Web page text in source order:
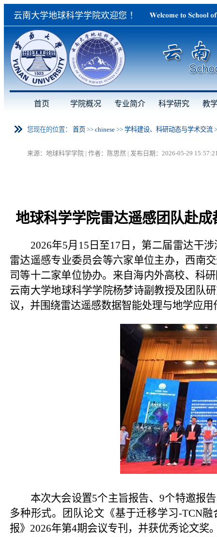
云南大学地球科学学院欢迎您 ！
首页 学院概况 专业简介 科学研究 教
您现在的位置： 首页 >> chinese >> 学科建设、科研动态与学术交流
来源：地球科学学院 | 作者：陈思然 | 发布日期：2026-05-29
地球科学学院雷达遥感团队赴
2026年5月 15 日至17 日，第二届雷达干
雷达遥感专业委员会等六家单位主办，西南
司等十二家单位协办。来自海内外高校、科
云南大学地球科学学院杨梦诗副教授及团队
议，并围绕雷达遥感数据智能处理与地学应用
本次大会设置5个主旨报告、9个特邀报
多种形式。团队论文《基于迁移学习-TCN融
报》 2026年第4期会议专刊，并获优秀论文奖